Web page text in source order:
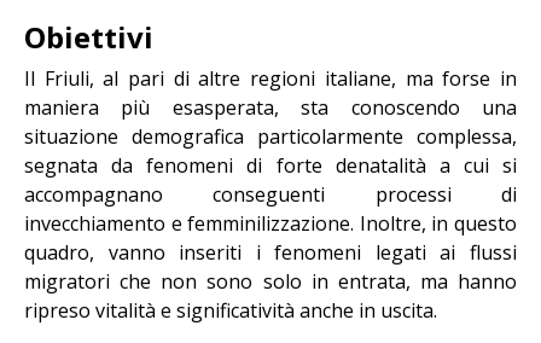
Obiettivi
Il Friuli, al pari di altre regioni italiane, ma forse in
maniera più esasperata, sta conoscendo una
situazione demografica particolarmente complessa,
segnata da fenomeni di forte denatalità a cui si
accompagnano conseguenti processi di
invecchiamento e femminilizzazione. Inoltre, in questo
quadro, vanno inseriti i fenomeni legati ai flussi
migratori che non sono solo in entrata, ma hanno
ripreso vitalità e significatività anche in uscita.